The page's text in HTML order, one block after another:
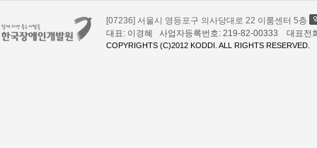
[07236] 서울시 영등포구 의사당대로 22 이룸센터 5층
대표: 이경혜 사업자등록번호: 219-82-00333 대표
COPYRIGHTS (C)2012 KODDI. ALL RIGHTS RESERVED.